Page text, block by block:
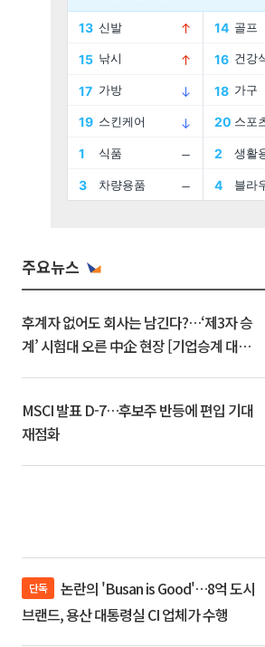
주요뉴스
후계자 없어도 회사는 남긴다?…‘제3자 승
계’ 시험대 오른 中企 현장 [기업승계 대전
MSCI 발표 D-7…후보주 반등에 편입 기대
재점화
단독
브랜드, 용산 대통령실 CI 업체가 수행